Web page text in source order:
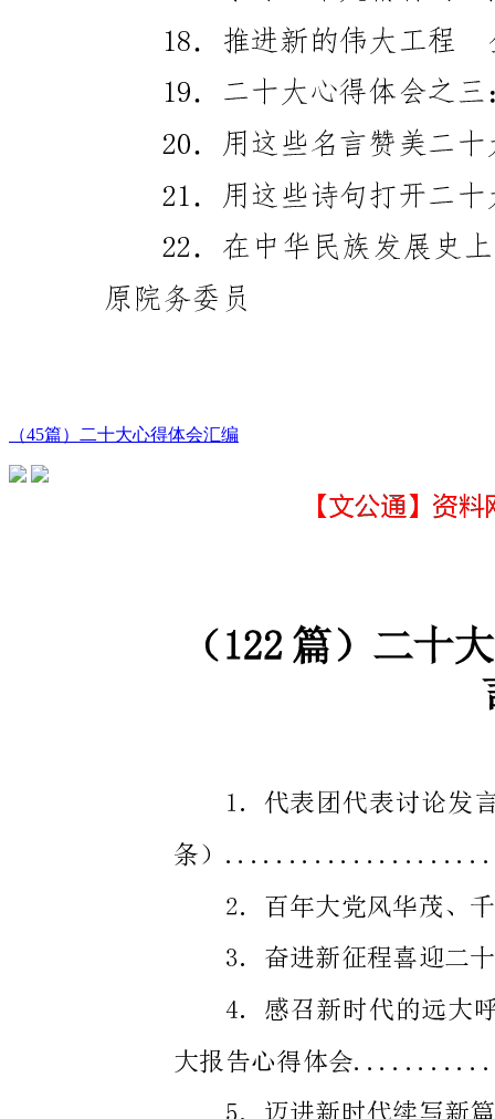
（45篇）二十大心得体会汇编